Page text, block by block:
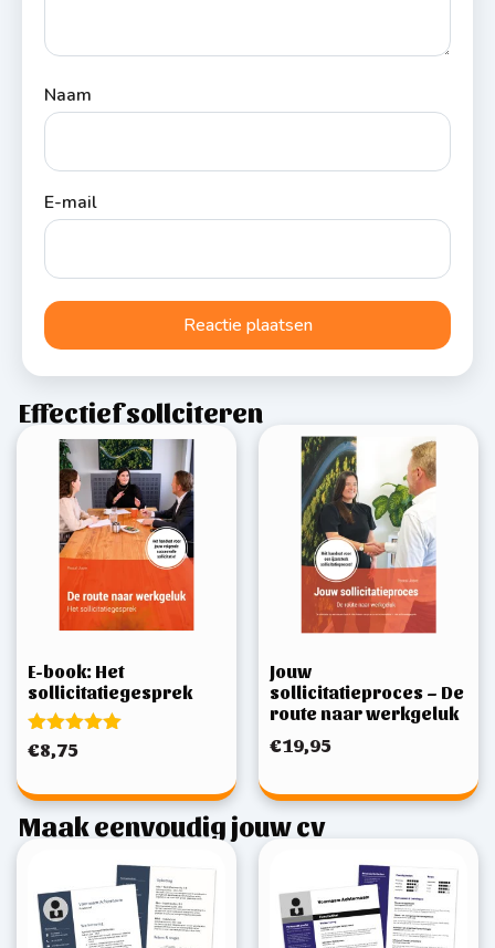
Naam
E-mail
Effectief sollciteren
E-book: Het
sollicitatiegesprek
Gewaardeerd
5.00
€8,75
Jouw
sollicitatieproces – De
route naar werkgeluk
€19,95
Maak eenvoudig jouw cv